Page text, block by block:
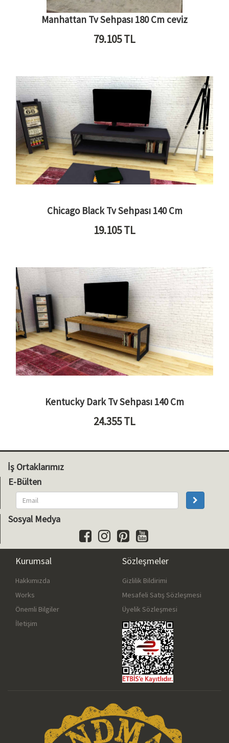
Manhattan Tv Sehpası 180 Cm ceviz
79.105TL
Chicago Black Tv Sehpası 140 Cm
19.105TL
Kentucky Dark Tv Sehpası 140 Cm
24.355TL
İş Ortaklarımız
E-Bülten
Sosyal Medya
Kurumsal
Hakkımızda
Works
Önemli Bilgiler
İletişim
Sözleşmeler
Gizlilik Bildirimi
Mesafeli Satış Sözleşmesi
Üyelik Sözleşmesi